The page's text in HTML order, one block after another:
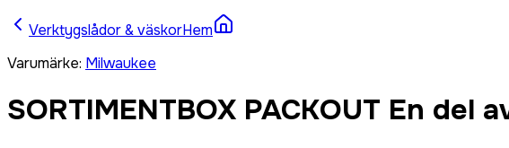
Verktygslådor & väskorHem
Varumärke: Milwaukee
SORTIMENTBOX PACKOUT En del